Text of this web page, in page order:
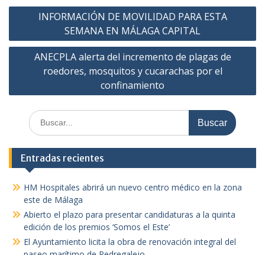
Navegación
entradas
INFORMACIÓN DE MOVILIDAD PARA ESTA
SEMANA EN MÁLAGA CAPITAL
ANECPLA alerta del incremento de plagas de
roedores, mosquitos y cucarachas por el
confinamiento
Buscar:
Entradas recientes
HM Hospitales abrirá un nuevo centro médico en la zona
este de Málaga
Abierto el plazo para presentar candidaturas a la quinta
edición de los premios ‘Somos el Este’
El Ayuntamiento licita la obra de renovación integral del